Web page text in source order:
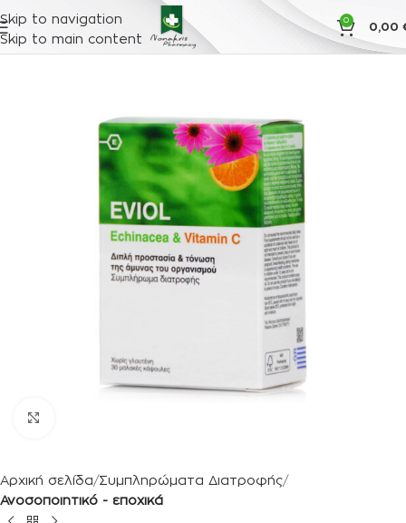
Skip to navigation
Skip to main content
0
0,00
Αρχική σελίδα Συμπληρώματα Διατροφής
Ανοσοποιητικό - εποχικά